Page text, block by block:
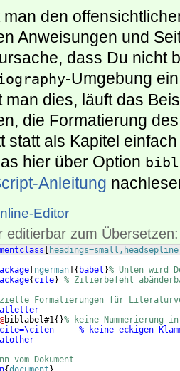
man den
Anweisungen und
dass Du nicht
-Umgebung
man dies, läuft das
die Formatierung
statt als Kapitel
hier über Option
Anleitung
Editor
editierbar zum Übersetzen:
ngerman { babel }% Unten wird
{ cite} % Zitierbefehl
Formatierungen für
biblabel#1{ }% keine Nummerierung
% keine eckigen
vom Dokument